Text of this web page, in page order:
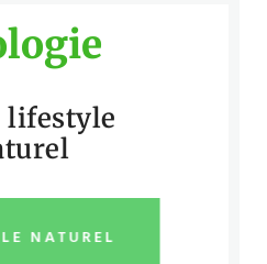
lifestyle
NATUREL